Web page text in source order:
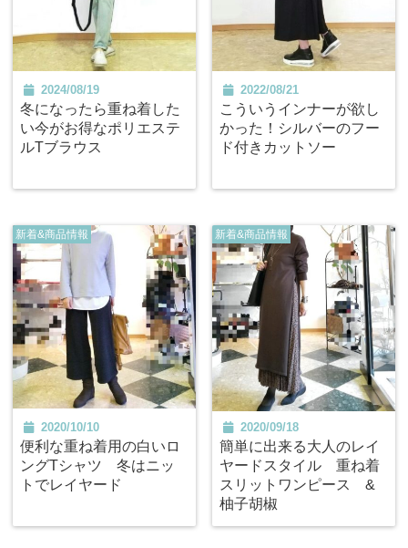
2024/08/19
冬になったら重ね着した
い今がお得なポリエステ
ルTブラウス
2022/08/21
こういうインナーが欲し
かった！シルバーのフー
ド付きカットソー
新着&商品情報
2020/10/10
便利な重ね着用の白いロ
ングTシャツ 冬はニッ
トでレイヤード
新着&商品情報
2020/09/18
簡単に出来る大人のレイ
ヤードスタイル 重ね着
スリットワンピース &
柚子胡椒